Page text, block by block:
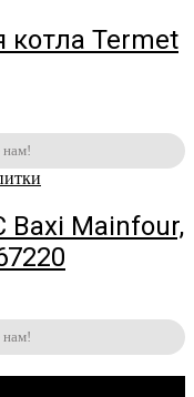
котла Termet
Baxi Mainfour,